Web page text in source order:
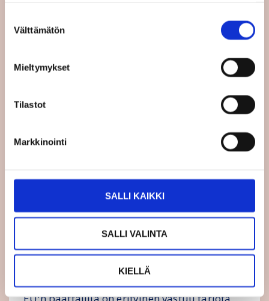
valinta
Välttämätön
Mieltymykset
Tilastot
Markkinointi
SALLI KAIKKI
SALLI VALINTA
KIELLÄ
altistumisen rajan. Sen lisäksi teksti kattaa
teknisiä kuvauksia asbestikuitujen
auttaa esimerkiksi palomiehiä, jotka menevät
sisään rakennuksiin hätätilanteessa. Myös
liikkeen pitkäaikainen toive, todetaan
Ay-järjestöt vetoavat edelleen alhaisemman
raja-arvon ja lyhyemmän siirtymäajan
puolesta. Järjestöt pelkäävät erityisesti, että
työntekijöiden perusteettomaan
altistumiseen. EU:n odotetaan
kunnostettavan noin 220 miljoonaa
rakennusta tulevien 30 vuoden aikana. Siksi